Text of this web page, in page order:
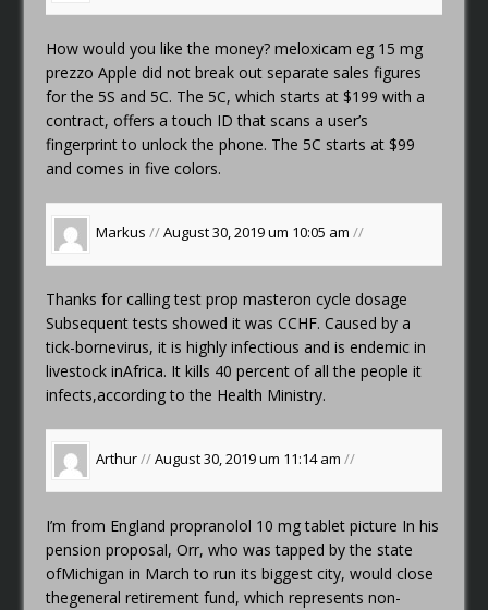
How would you like the money?meloxicam eg 15 mg
prezzo Apple did not break out separate sales figures
for the 5S and 5C. The 5C, which starts at $199 with a
contract, offers a touch ID that scans a user’s
fingerprint to unlock the phone. The 5C starts at $99
and comes in five colors.
Markus //August 30, 2019 um 10:05 am//
Thanks for callingtest prop masteron cycle dosage
Subsequent tests showed it was CCHF. Caused by a
tick-bornevirus, it is highly infectious and is endemic in
livestock inAfrica. It kills 40 percent of all the people it
infects,according to the Health Ministry.
Arthur//August 30, 2019 um 11:14 am//
I’m from Englandpropranolol 10 mg tablet picture In his
pension proposal, Orr, who was tapped by the state
ofMichigan in March to run its biggest city, would close
thegeneral retirement fund, which represents non-